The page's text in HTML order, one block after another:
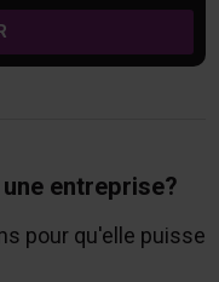
entreprise?
pour qu'elle puisse